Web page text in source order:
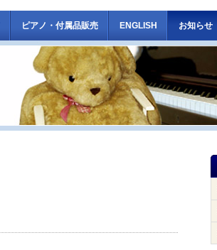
ピアノ・付属品販売 ENGLISH お知らせ